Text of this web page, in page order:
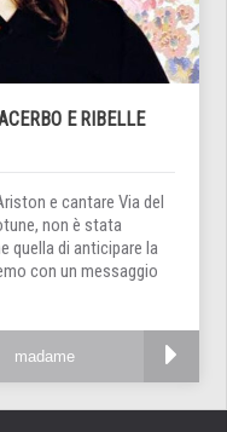
E RIBELLE
e cantare Via del
non è stata
quella di anticipare la
con un messaggio
madame